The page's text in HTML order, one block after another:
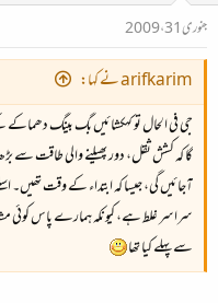
جنوری 31، 2009
arifkarim نے کہا:
جی فی الحال تو کہکشائیں بگ بینگ
گا کہ کشش ثقل، دور پھیلنے والی طاقت سے
آجائیں گی، جیسا کہ ابتداء کے وقت تھیں۔
سراسر غلط ہے، کیونکہ ہمارے پاس کوئی
سے پہلے کیا تھا